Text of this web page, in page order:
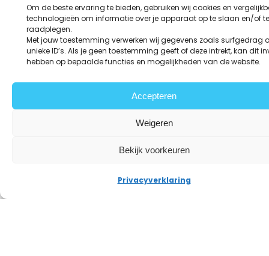
Om de beste ervaring te bieden, gebruiken wij cookies en
technologieën om informatie over je apparaat op te slaan en/of te
raadplegen.
Met jouw toestemming verwerken wij gegevens zoals surfgedrag
unieke ID’s. Als je geen toestemming geeft of deze intrekt, kan dit
hebben op bepaalde functies en mogelijkheden van de website.
Accepteren
Weigeren
Bekijk voorkeuren
Privacyverklaring
minstens zo zwaar als de letterlijke ervaring.
Opzoek naar een nieuwe stap in
een GMP-gereguleerde
omgeving?